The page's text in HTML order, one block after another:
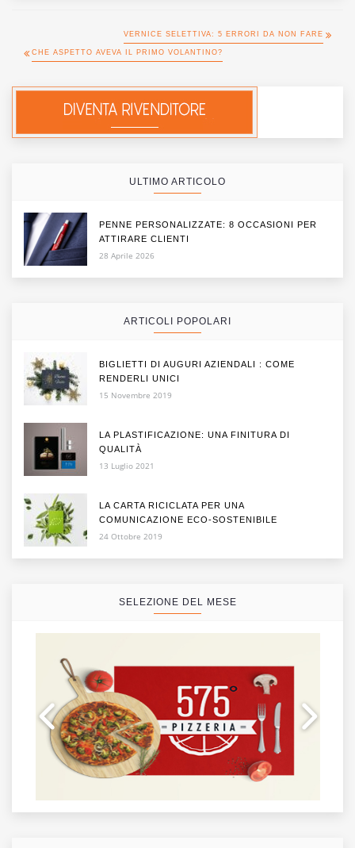
VERNICE SELETTIVA: 5 ERRORI DA NON FARE
CHE ASPETTO AVEVA IL PRIMO VOLANTINO?
ULTIMO ARTICOLO
PENNE PERSONALIZZATE: 8 OCCASIONI PER
ATTIRARE CLIENTI
28 Aprile 2026
ARTICOLI POPOLARI
BIGLIETTI DI AUGURI AZIENDALI : COME
RENDERLI UNICI
15 Novembre 2019
LA PLASTIFICAZIONE: UNA FINITURA DI
QUALITÀ
13 Luglio 2021
LA CARTA RICICLATA PER UNA
COMUNICAZIONE ECO-SOSTENIBILE
24 Ottobre 2019
SELEZIONE DEL MESE